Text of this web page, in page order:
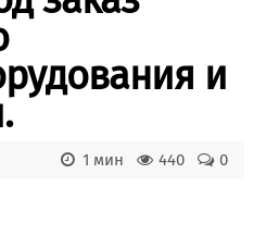
объявлений
и
0
440
1 мин